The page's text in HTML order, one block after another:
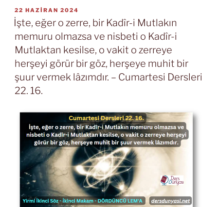
YAYIM
TARIHI
22 HAZIRAN 2024
İşte, eğer o zerre, bir Kadîr-i Mutlakın
memuru olmazsa ve nisbeti o Kadîr-i
Mutlaktan kesilse, o vakit o zerreye
herşeyi görür bir göz, herşeye muhit bir
şuur vermek lâzımdır. – Cumartesi Dersleri
22. 16.